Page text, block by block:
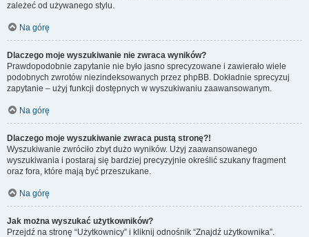
zależeć od używanego stylu.
Na górę
Dlaczego moje wyszukiwanie nie zwraca wyników?
Prawdopodobnie zapytanie nie było jasno sprecyzowane i zawierało wiele
podobnych zwrotów niezindeksowanych przez phpBB. Dokładnie sprecyzuj
zapytanie – użyj funkcji dostępnych w wyszukiwaniu zaawansowanym.
Na górę
Dlaczego moje wyszukiwanie zwraca pustą stronę?!
Wyszukiwanie zwróciło zbyt dużo wyników. Użyj zaawansowanego
wyszukiwania i postaraj się bardziej precyzyjnie określić szukany fragment
oraz fora, które mają być przeszukane.
Na górę
Jak można wyszukać użytkowników?
Przejdź na stronę “Użytkownicy” i kliknij odnośnik “Znajdź użytkownika”.